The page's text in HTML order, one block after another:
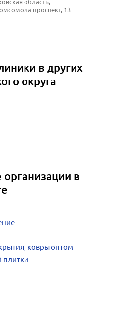
область,
проспект, 13
в других
округа
в
ковры оптом
плитки